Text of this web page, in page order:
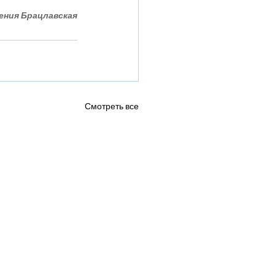
Брацлавская
Смотреть все